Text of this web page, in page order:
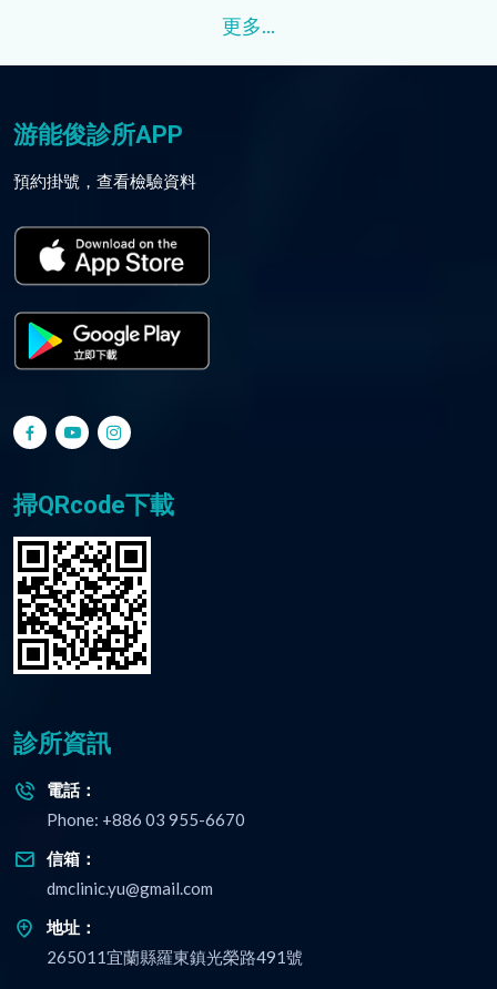
更多...
游能俊診所APP
預約掛號，查看檢驗資料
掃QRcode下載
診所資訊
電話：
Phone: +886 03 955-6670
信箱 ：
dmclinic.yu@gmail.com
地址 ：
265011宜蘭縣羅東鎮光榮路491號